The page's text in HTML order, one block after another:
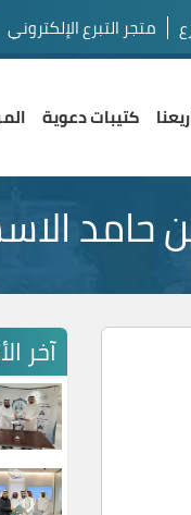
متجر التبرع الإلكتروني
كتيبات دعوية
حامد
آخر